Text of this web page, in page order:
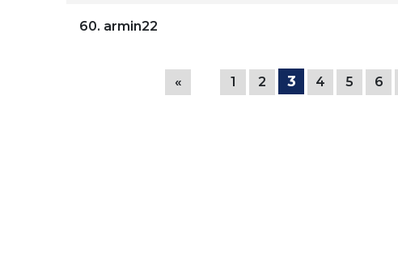
60. armin22
« 1 2 3 4 5 6